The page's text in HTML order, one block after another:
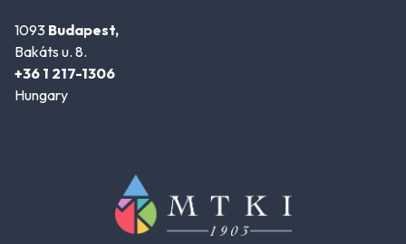
1093 Budapest,
Bakáts u. 8.
+36 1 217-1306
Hungary